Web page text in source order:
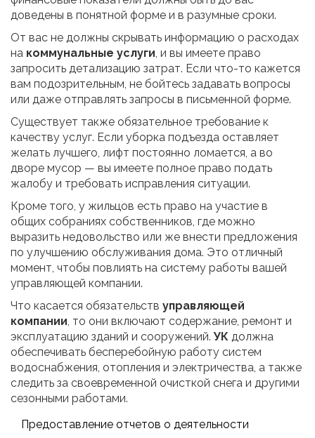
доведены в понятной форме и в разумные сроки.
От вас не должны скрывать информацию о расходах
на коммунальные услуги, и вы имеете право
запросить детализацию затрат. Если что-то кажется
вам подозрительным, не бойтесь задавать вопросы
или даже отправлять запросы в письменной форме.
Существует также обязательное требование к
качеству услуг. Если уборка подъезда оставляет
желать лучшего, лифт постоянно ломается, а во
дворе мусор — вы имеете полное право подать
жалобу и требовать исправления ситуации.
Кроме того, у жильцов есть право на участие в
общих собраниях собственников, где можно
выразить недовольство или же внести предложения
по улучшению обслуживания дома. Это отличный
момент, чтобы повлиять на систему работы вашей
управляющей компании.
Что касается обязательств управляющей
компании, то они включают содержание, ремонт и
эксплуатацию зданий и сооружений.УК должна
обеспечивать бесперебойную работу систем
водоснабжения, отопления и электричества, а также
следить за своевременной очисткой снега и другими
сезонными работами.
Предоставление отчетов о деятельности